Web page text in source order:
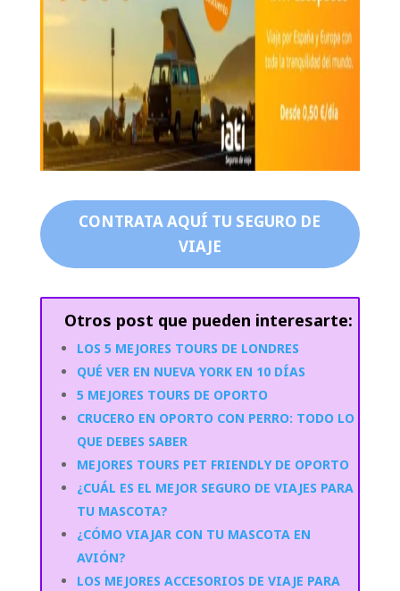
CONTRATA AQUÍ TU SEGURO DE
VIAJE
Otros post que pueden interesarte:
LOS 5 MEJORES TOURS DE LONDRES
QUÉ VER EN NUEVA YORK EN 10 DÍAS
5 MEJORES TOURS DE OPORTO
CRUCERO EN OPORTO CON PERRO: TODO LO
QUE DEBES SABER
MEJORES TOURS PET FRIENDLY DE OPORTO
¿CUÁL ES EL MEJOR SEGURO DE VIAJES PARA
TU MASCOTA?
¿CÓMO VIAJAR CON TU MASCOTA EN
AVIÓN?
LOS MEJORES ACCESORIOS DE VIAJE PARA